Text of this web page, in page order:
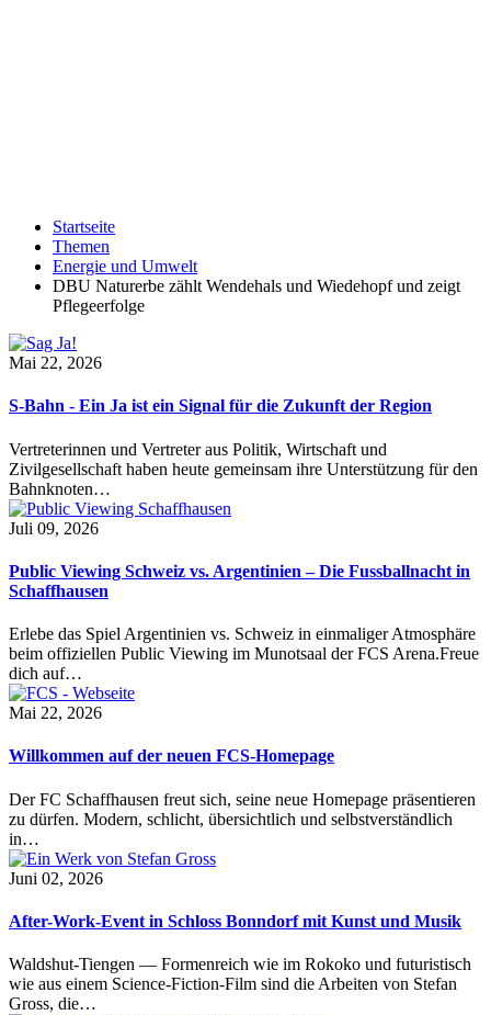
Startseite
Themen
Energie und Umwelt
DBU Naturerbe zählt Wendehals und Wiedehopf und zeigt
Pflegeerfolge
Mai 22, 2026
S-Bahn - Ein Ja ist ein Signal für die Zukunft der Region
Vertreterinnen und Vertreter aus Politik, Wirtschaft und
Zivilgesellschaft haben heute gemeinsam ihre Unterstützung für den
Bahnknoten…
Juli 09, 2026
Public Viewing Schweiz vs. Argentinien – Die Fussballnacht in
Schaffhausen
Erlebe das Spiel Argentinien vs. Schweiz in einmaliger Atmosphäre
beim offiziellen Public Viewing im Munotsaal der FCS Arena.Freue
dich auf…
Mai 22, 2026
Willkommen auf der neuen FCS-Homepage
Der FC Schaffhausen freut sich, seine neue Homepage präsentieren
zu dürfen. Modern, schlicht, übersichtlich und selbstverständlich
in…
Juni 02, 2026
After-Work-Event in Schloss Bonndorf mit Kunst und Musik
Waldshut-Tiengen — Formenreich wie im Rokoko und futuristisch
wie aus einem Science-Fiction-Film sind die Arbeiten von Stefan
Gross, die…